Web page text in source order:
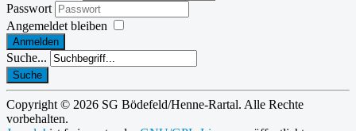
Passwort
Angemeldet bleiben
Anmelden
Suche...
Suche
Copyright © 2026 SG Bödefeld/Henne-Rartal. Alle Rechte
vorbehalten.